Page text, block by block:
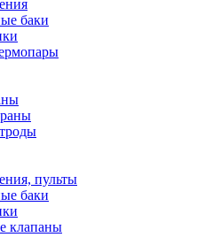
баки
пульты
баки
клапаны